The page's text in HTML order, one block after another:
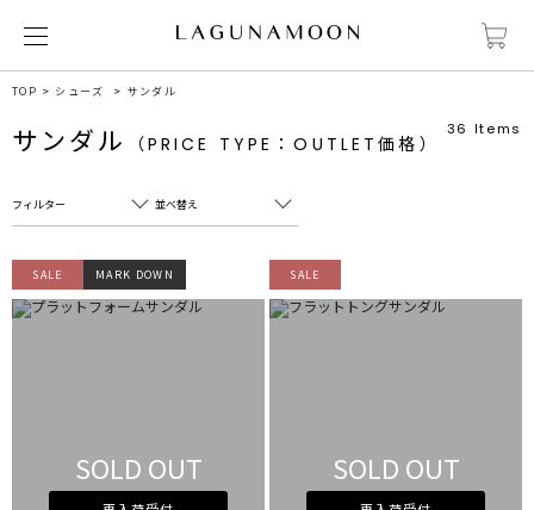
TOP シューズ サンダル
サンダル （PRICE TYPE：OUTLET価格）
36 Items
フィルター
フリーワード
すべてすべて
ホワイト
並べ替え
売れ筋順
新着順
SALE MARK DOWN
SOLD OUT
SALE
SOLD OUT